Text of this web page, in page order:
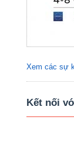
Xem các sự
Kết nối